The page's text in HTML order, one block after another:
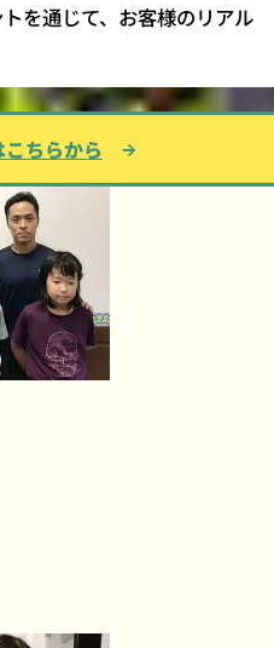
を通じて、お客様のリアル
ちらから